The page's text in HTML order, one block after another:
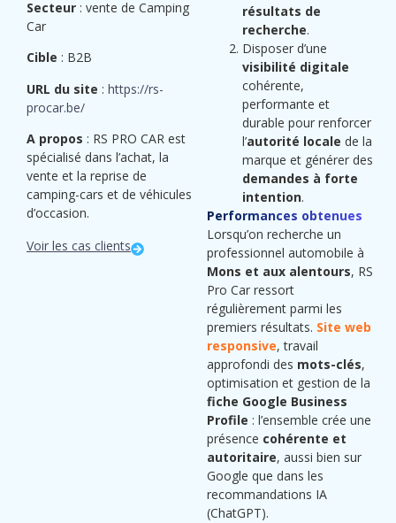
Secteur : vente de Camping
Car
Cible : B2B
URL du site : https://rs-
procar.be/
A propos : RS PRO CAR est
spécialisé dans l’achat, la
vente et la reprise de
camping-cars et de véhicules
d’occasion.
Voir les cas clients
résultats de
recherche.
Disposer d’une
visibilité digitale
cohérente,
performante et
durable pour renforcer
l’autorité locale de la
marque et générer des
demandes à forte
intention.
Performances obtenues
Lorsqu’on recherche un
professionnel automobile à
Mons et aux alentours, RS
Pro Car ressort
régulièrement parmi les
premiers résultats. Site web
responsive, travail
approfondi des mots-clés,
optimisation et gestion de la
fiche Google Business
Profile : l’ensemble crée une
présence cohérente et
autoritaire, aussi bien sur
Google que dans les
recommandations IA
(ChatGPT).